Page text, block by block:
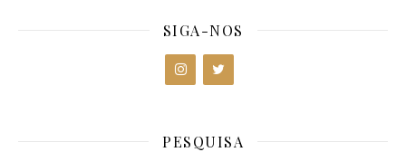
SIGA-NOS
PESQUISA